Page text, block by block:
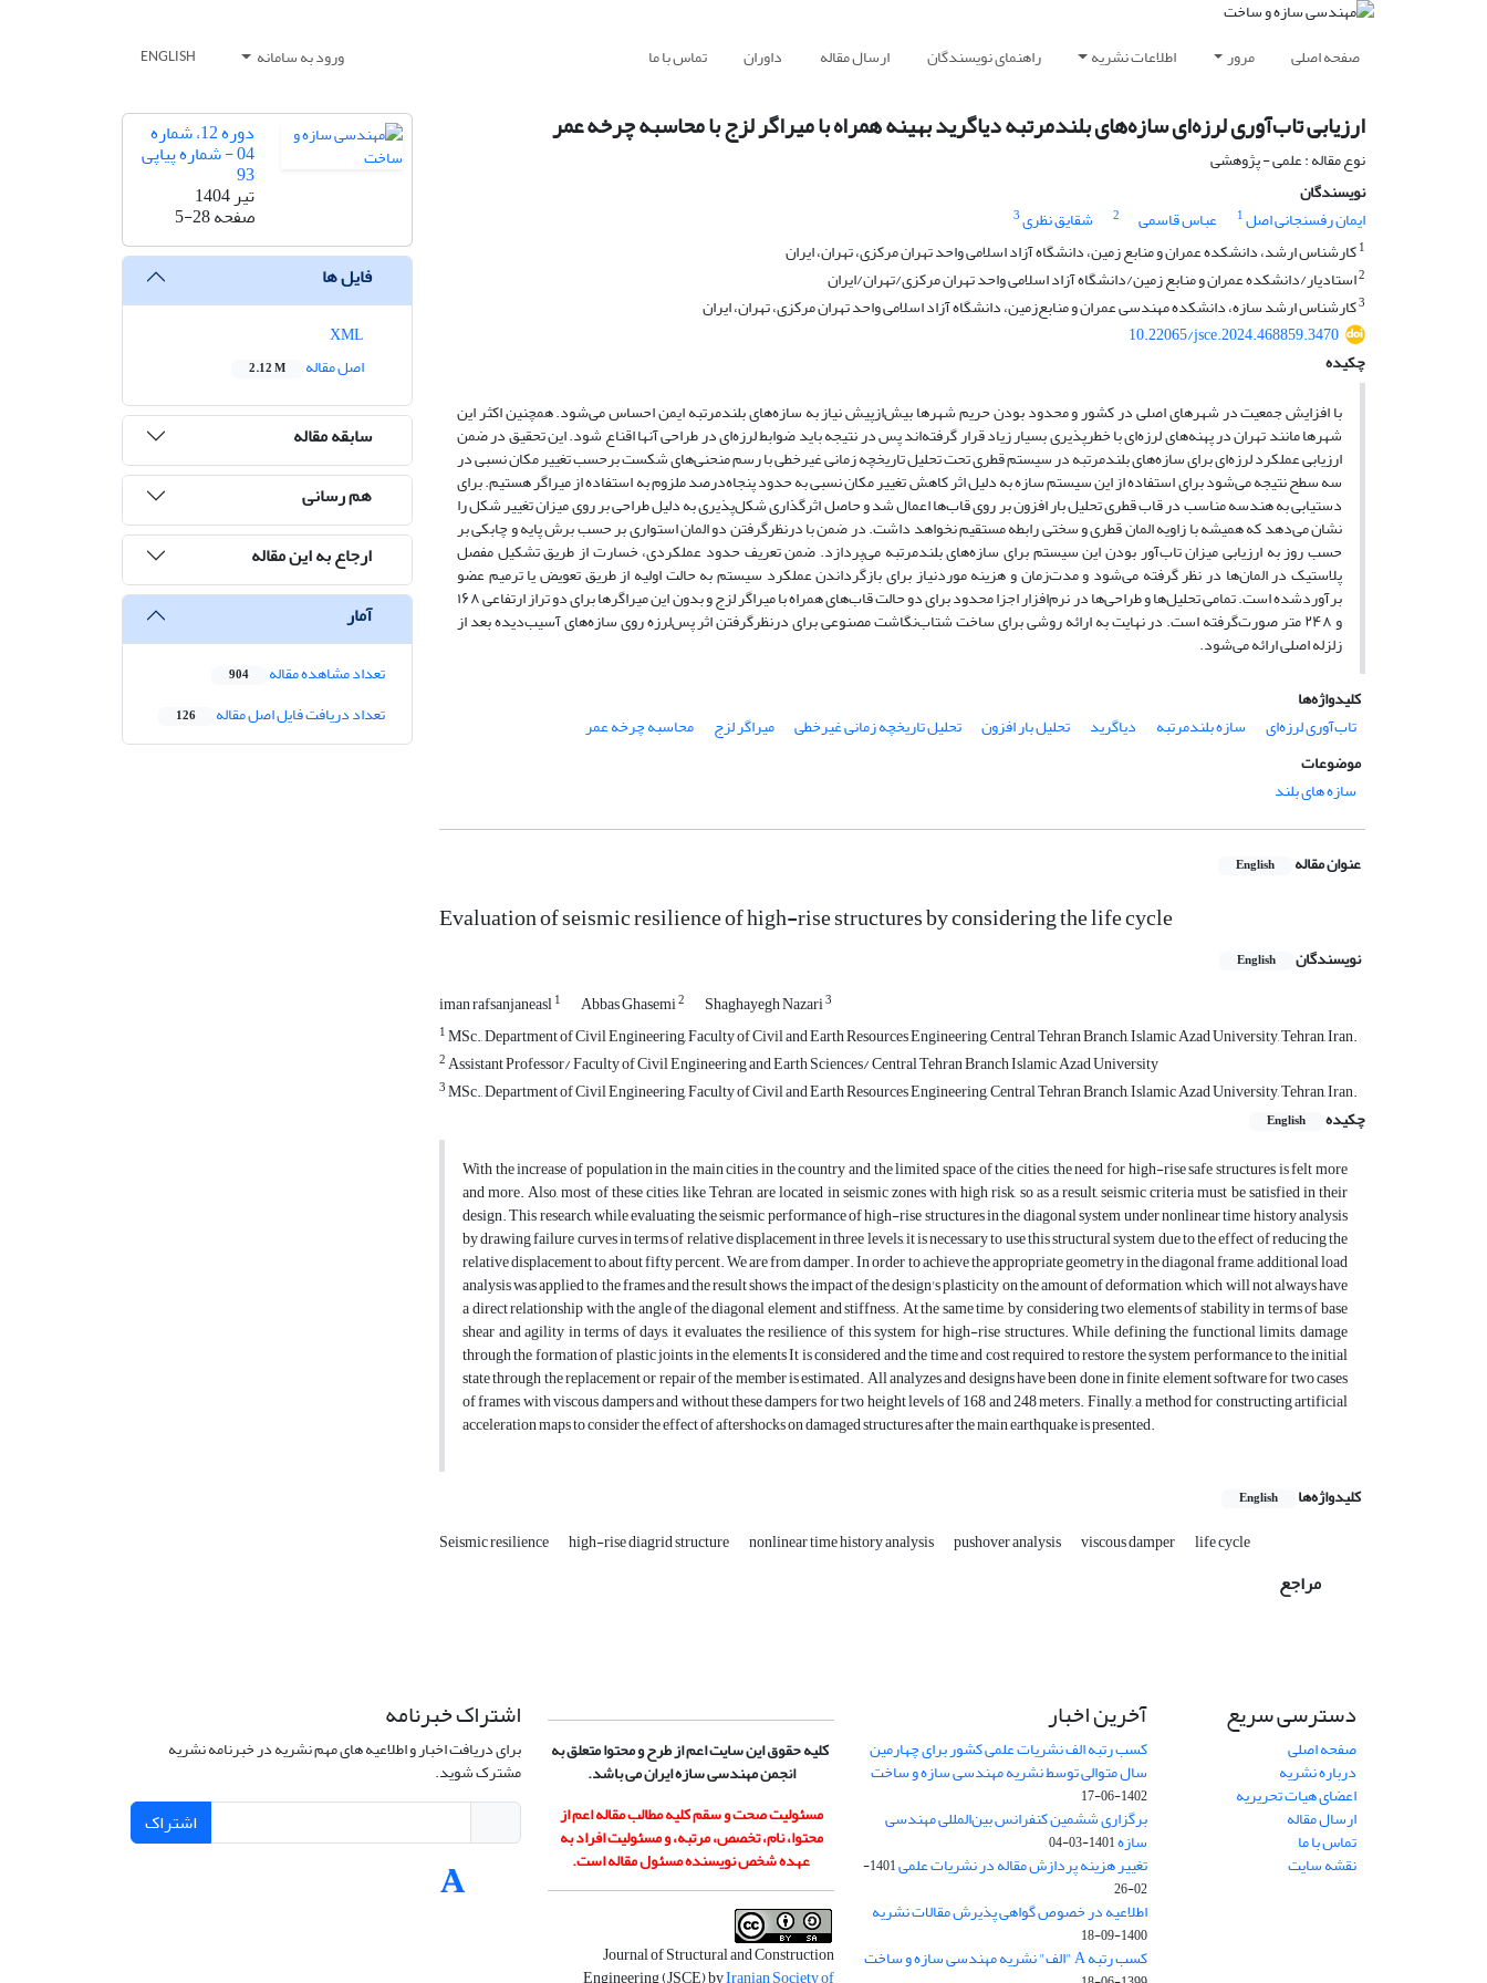
صفحه اصلی مرور اطلاعات نشریه راهنمای نویسندگان ارسال مقاله داوران تماس با ما ورود به سامانه ENGLISH
ارزیابی تاب‌آوری لرزه‌ای سازه‌های بلندمرتبه دیاگرید بهینه همراه با میراگر لزج با محاسبه چرخه عمر
نوع مقاله : علمی - پژوهشی
نویسندگان
ایمان رفسنجانی اصل1 عباس قاسمی 2 شقایق نظری3
1کارشناس ارشد، دانشکده عمران و منابع زمین، دانشگاه آزاد اسلامی واحد تهران مرکزی، تهران، ایران
2استادیار/دانشکده عمران و منابع زمین/دانشگاه آزاد اسلامی واحد تهران مرکزی/تهران/ایران
3کارشناس ارشد سازه، دانشکده مهندسی‌ عمران و منابع‌زمین، دانشگاه آزاد اسلامی واحد تهران مرکزی، تهران، ایران
10.22065/jsce.2024.468859.3470
چکیده
با افزایش جمعیت در شهرهای اصلی در کشور و محدود بودن حریم شهرها بیش‌ازپیش نیاز به سازه‌های بلندمرتبه ایمن احساس می‌شود. همچنین اکثر این
شهرها مانند تهران در پهنه‌های لرزه‌ای با خطرپذیری بسیار زیاد قرار گرفته‌اند پس در نتیجه باید ضوابط لرزه‌ای در طراحی آنها اقناع شود. این تحقیق در ضمن
ارزیابی عملکرد لرزه‌ای برای سازه‌های بلندمرتبه در سیستم قطری تحت تحلیل تاریخچه زمانی غیرخطی با رسم منحنی‌های شکست برحسب تغییر مکان نسبی در
سه سطح نتیجه می‌شود برای استفاده از این سیستم سازه به دلیل اثر کاهش تغییر مکان نسبی به حدود پنجاه‌درصد ملزوم به استفاده از میراگر هستیم. برای
دستیابی به هندسه مناسب در قاب قطری تحلیل بار افزون بر روی قاب‌ها اعمال شد و حاصل اثرگذاری شکل‌پذیری به دلیل طراحی بر روی میزان تغییر شکل را
نشان می‌دهد که همیشه با زاویه المان قطری و سختی رابطه مستقیم نخواهد داشت. در ضمن با درنظرگرفتن دو المان استواری بر حسب برش پایه و چابکی بر
حسب روز به ارزیابی میزان تاب‌آور بودن این سیستم برای سازه‌های بلندمرتبه می‌پردازد. ضمن تعریف حدود عملکردی، خسارت از طریق تشکیل مفصل
پلاستیک در المان‌ها در نظر گرفته می‌شود و مدت‌زمان و هزینه موردنیاز برای بازگرداندن عملکرد سیستم به حالت اولیه از طریق تعویض یا ترمیم عضو
برآوردشده است. تمامی تحلیل‌ها و طراحی‌ها در نرم‌افزار اجزا محدود برای دو حالت قاب‌های همراه با میراگر لزج و بدون این میراگرها برای دو تراز ارتفاعی ۱۶۸
و ۲۴۸ متر صورت‌گرفته ‌است. در نهایت به ارائه روشی برای ساخت شتاب‌نگاشت مصنوعی برای درنظرگرفتن اثر پس‌لرزه روی سازه‌های آسیب‌دیده بعد از
زلزله اصلی ارائه می‌شود.
کلیدواژه‌ها
تاب‌آوری لرزه‌ای
سازه بلندمرتبه دیاگرید تحلیل بار افزون تحلیل تاریخچه زمانی غیرخطی میراگر لزج
محاسبه چرخه عمر
موضوعات
سازه های بلند
عنوان مقاله English
Evaluation of seismic resilience of high-rise structures by considering the life cycle
نویسندگان English
iman rafsanjaneasl1 Abbas Ghasemi2 Shaghayegh Nazari3
1MSc., Department of Civil Engineering, Faculty of Civil and Earth Resources Engineering, Central Tehran Branch, Islamic Azad University, Tehran, Iran.
2Assistant Professor/ Faculty of Civil Engineering and Earth Sciences/ Central Tehran Branch Islamic Azad University
3MSc., Department of Civil Engineering, Faculty of Civil and Earth Resources Engineering, Central Tehran Branch, Islamic Azad University, Tehran, Iran.
چکیده
English
With the increase of population in the main cities in the country and the limited space of the cities, the need for high-rise safe structures is felt more
and more. Also, most of these cities, like Tehran, are located in seismic zones with high risk, so as a result, seismic criteria must be satisfied in their
design. This research, while evaluating the seismic performance of high-rise structures in the diagonal system under nonlinear time history analysis
by drawing failure curves in terms of relative displacement in three levels, it is necessary to use this structural system due to the effect of reducing the
relative displacement to about fifty percent. We are from damper. In order to achieve the appropriate geometry in the diagonal frame, additional load
analysis was applied to the frames and the result shows the impact of the design's plasticity on the amount of deformation, which will not always have
a direct relationship with the angle of the diagonal element and stiffness. At the same time, by considering two elements of stability in terms of base
shear and agility in terms of days, it evaluates the resilience of this system for high-rise structures. While defining the functional limits, damage
through the formation of plastic joints in the elements It is considered and the time and cost required to restore the system performance to the initial
state through the replacement or repair of the member is estimated. All analyzes and designs have been done in finite element software for two cases
of frames with viscous dampers and without these dampers for two height levels of 168 and 248 meters. Finally, a method for constructing artificial
acceleration maps to consider the effect of aftershocks on damaged structures after the main earthquake is presented.
کلیدواژه‌ها English
Seismic resilience high-rise diagrid structure nonlinear time history analysis pushover analysis viscous damper life cycle
مراجع
دوره 12، شماره
04 - شماره پیاپی
93
تیر 1404
صفحه5-28
فایل ها
اصل مقاله
2.12 M
سابقه مقاله
هم رسانی
ارجاع به این مقاله
آمار
تعداد مشاهده مقاله 904
تعداد دریافت فایل اصل مقاله 126
دسترسی سریع
صفحه اصلی
درباره نشریه
اعضای هیات تحریریه
ارسال مقاله
تماس با ما
نقشه سایت
آخرین اخبار
کسب رتبه الف نشریات علمی کشور برای چهارمین
سال متوالی توسط نشریه مهندسی سازه و ساخت
1402-06-17
برگزاری ششمین کنفرانس بین‌المللی مهندسی
سازه1401-03-04
تغییر هزینه پردازش مقاله در نشریات علمی
1401-
02-26
اطلاعیه در خصوص گواهی پذیرش مقالات نشریه
1400-09-18
کسب رتبه A "الف" نشریه مهندسی سازه و ساخت
کلیه حقوق این سایت اعم از طرح و محتوا متعلق به
انجمن مهندسی سازه ایران می باشد.
مسئولیت صحت و سقم کلیه مطالب مقاله اعم از
محتوا، نام، تخصص، مرتبه، و مسئولیت افراد به
عهده شخص نویسنده مسئول مقاله است.
Journal of Structural and Construction
اشتراک خبرنامه
برای دریافت اخبار و اطلاعیه های مهم نشریه در خبرنامه نشریه
مشترک شوید.
اشتراک